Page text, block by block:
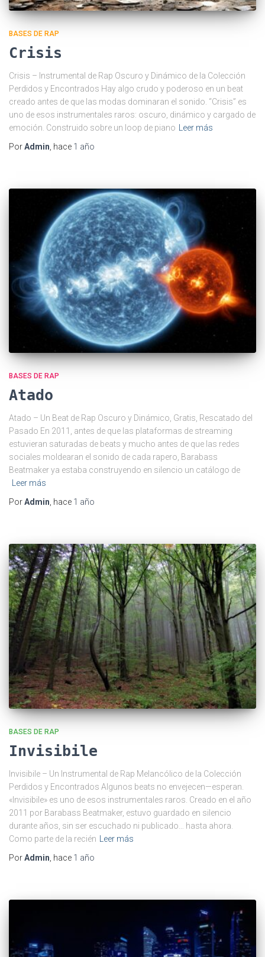
BASES DE RAP
Crisis
Crisis – Instrumental de Rap Oscuro y Dinámico de la Colección
Perdidos y Encontrados Hay algo crudo y poderoso en un beat
creado antes de que las modas dominaran el sonido. “Crisis” es
uno de esos instrumentales raros: oscuro, dinámico y cargado de
emoción. Construido sobre un loop de piano
Leer más
PorAdmin , hace 1 año
BASES DE RAP
Atado
Atado – Un Beat de Rap Oscuro y Dinámico, Gratis, Rescatado del
Pasado En 2011, antes de que las plataformas de streaming
estuvieran saturadas de beats y mucho antes de que las redes
sociales moldearan el sonido de cada rapero, Barabass
Beatmaker ya estaba construyendo en silencio un catálogo de
Leer más
PorAdmin, hace 1 año
BASES DE RAP
Invisibile
Invisibile – Un Instrumental de Rap Melancólico de la Colección
Perdidos y Encontrados Algunos beats no envejecen—esperan.
«Invisibile» es uno de esos instrumentales raros. Creado en el año
2011 por Barabass Beatmaker, estuvo guardado en silencio
durante años, sin ser escuchado ni publicado… hasta ahora.
Como parte de la recién
Leer más
PorAdmin , hace 1 año